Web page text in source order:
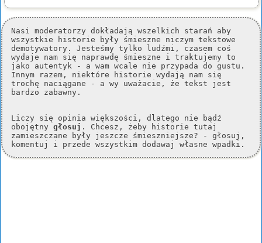
Nasi moderatorzy dokładają wszelkich starań aby
wszystkie historie były śmieszne niczym tekstowe
demotywatory. Jesteśmy tylko ludźmi, czasem coś
wydaje nam się naprawdę śmieszne i traktujemy to
jako autentyk - a wam wcale nie przypada do gustu.
Innym razem, niektóre historie wydają nam się
trochę naciągane - a wy uważacie, że tekst jest
bardzo zabawny.
Liczy się opinia większości, dlatego nie bądź
obojętny głosuj . Chcesz, żeby historie tutaj
zamieszczane były jeszcze śmieszniejsze? - głosuj,
komentuj i przede wszystkim dodawaj własne wpadki.